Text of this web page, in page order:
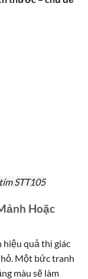
STT105
Hoặc
hiệu quả thị giác
Một bức tranh
màu sẽ làm